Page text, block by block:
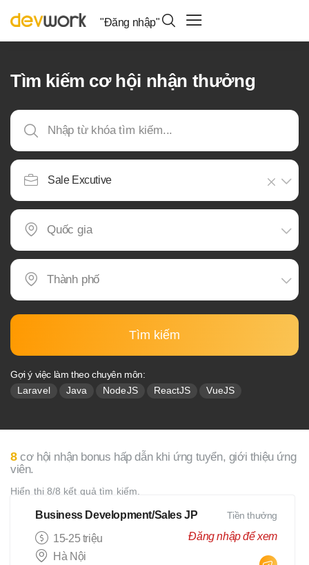
"Đăng nhập"
Tìm kiếm cơ hội nhận thưởng
Sale Excutive
Tìm kiếm
Gợi ý việc làm theo chuyên môn:
Laravel Java NodeJS ReactJS VueJS
8cơ hội nhận bonus hấp dẫn khi ứng tuyển, giới thiệu ứng
viên.
Hiển thị 8/8 kết quả tìm kiếm.
Business Development/Sales JP
15-25 triệu
Hà Nội
Tiền thưởng
Đăng nhập để xem